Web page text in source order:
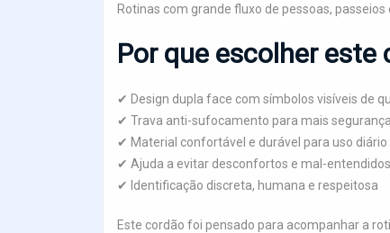
Rotinas com grande fluxo de pessoas,
Por que escolher este
✔ Design dupla face com símbolos visíveis de
✔ Trava anti-sufocamento para mais segurança
✔ Material confortável e durável para uso diário
✔ Ajuda a evitar desconfortos e mal-entendidos
✔ Identificação discreta, humana e respeitosa
Este cordão foi pensado para acompanhar a